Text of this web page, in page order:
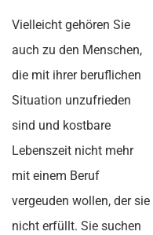
Vielleicht gehören Sie
auch zu den Menschen,
die mit ihrer beruflichen
Situation unzufrieden
sind und kostbare
Lebenszeit nicht mehr
mit einem Beruf
vergeuden wollen, der sie
nicht erfüllt. Sie suchen